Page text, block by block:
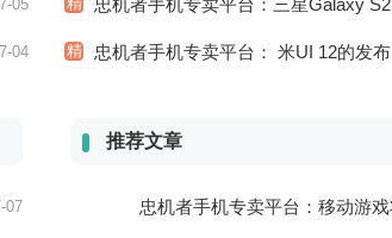
忠机者手机专卖平台：三星Galaxy S21系列市场价格持续下跌
05
精 忠机者手机专卖平台： 米UI 12的发布
04
07
推荐文章